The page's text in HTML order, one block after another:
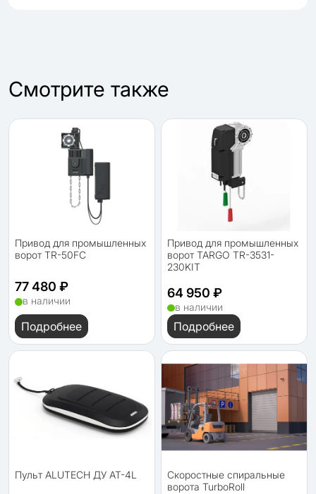
Cмотрите также
Привод для промышленных
ворот TR-50FC
77 480 ₽
в наличии
Подробнее
Привод для промышленных
ворот TARGO TR-3531-
230KIT
64 950 ₽
в наличии
Подробнее
Пульт ALUTECH ДУ AT-4L
Скоростные спиральные
ворота TurboRoll